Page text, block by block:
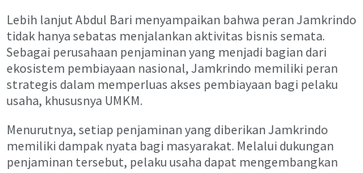
Lebih lanjut Abdul Bari menyampaikan bahwa peran Jamkrindo
tidak hanya sebatas menjalankan aktivitas bisnis semata.
Sebagai perusahaan penjaminan yang menjadi bagian dari
ekosistem pembiayaan nasional, Jamkrindo memiliki peran
strategis dalam memperluas akses pembiayaan bagi pelaku
usaha, khususnya UMKM.
Menurutnya, setiap penjaminan yang diberikan Jamkrindo
memiliki dampak nyata bagi masyarakat. Melalui dukungan
penjaminan tersebut, pelaku usaha dapat mengembangkan